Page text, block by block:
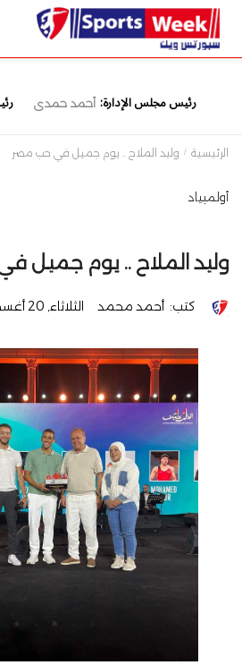
رئيس مجلس الإدارة: أحمد حمدى
الرئيسية وليد الملاح .. يوم جميل في حب مصر
أولمبياد
وليد الملاح .. يوم جميل
كتب: أحمد محمد الثلاثاء, 20 أغسطس 2024 - 03:22 ص